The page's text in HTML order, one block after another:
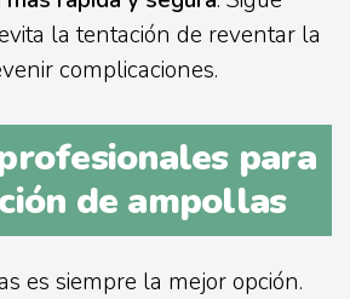
la tentación de reventar la
complicaciones.
para
de ampollas
es siempre la mejor opción.